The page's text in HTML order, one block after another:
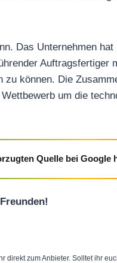
Das Unternehmen
Auftragsfertiger
können. Die
um die
Quelle bei Google
direkt zum Anbieter. Solltet ihr